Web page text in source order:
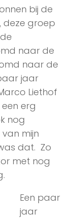
bij de
deze groep
naar de
naar de
jaar
Liethof
erg
nog
mijn
dat. Zo
met nog
Een paar
jaar